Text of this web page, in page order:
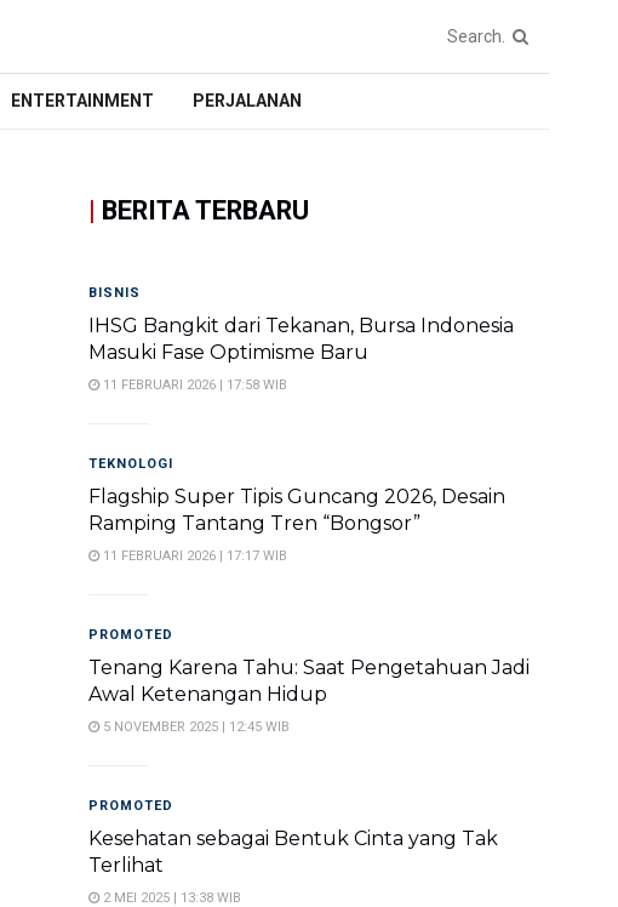
ENTERTAINMENT PERJALANAN
| BERITA TERBARU
BISNIS
IHSG Bangkit dari Tekanan, Bursa Indonesia
Masuki Fase Optimisme Baru
11 FEBRUARI 2026 | 17:58 WIB
TEKNOLOGI
Flagship Super Tipis Guncang 2026, Desain
Ramping Tantang Tren “Bongsor”
11 FEBRUARI 2026 | 17:17 WIB
PROMOTED
Tenang Karena Tahu: Saat Pengetahuan Jadi
Awal Ketenangan Hidup
5 NOVEMBER 2025 | 12:45 WIB
PROMOTED
Kesehatan sebagai Bentuk Cinta yang Tak
Terlihat
2 MEI 2025 | 13:38 WIB